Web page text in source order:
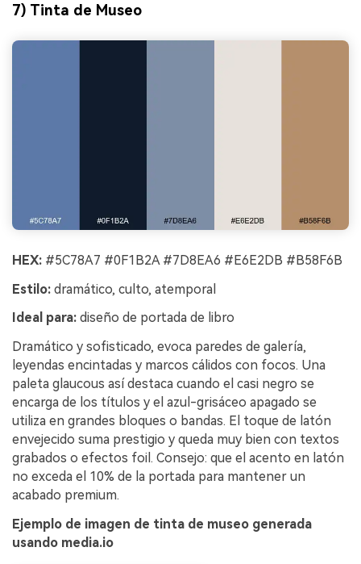
7) Tinta de Museo
HEX: #5C78A7 #0F1B2A #7D8EA6 #E6E2DB #B58F6B
Estilo: dramático, culto, atemporal
Ideal para: diseño de portada de libro
Dramático y sofisticado, evoca paredes de galería,
leyendas encintadas y marcos cálidos con focos. Una
paleta glaucous así destaca cuando el casi negro se
encarga de los títulos y el azul-grisáceo apagado se
utiliza en grandes bloques o bandas. El toque de latón
envejecido suma prestigio y queda muy bien con textos
grabados o efectos foil. Consejo: que el acento en latón
no exceda el 10% de la portada para mantener un
acabado premium.
Ejemplo de imagen de tinta de museo generada
usando media.io